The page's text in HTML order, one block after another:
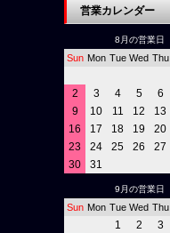
営業カレンダー
8月の営業日
Sun Mon Tue Wed Thu
2
3 4 5 6
9
10 11 12 13
16
17 18 19 20
23
24 25 26 27
30
31
9月の営業日
Sun Mon Tue Wed Thu
1 2 3